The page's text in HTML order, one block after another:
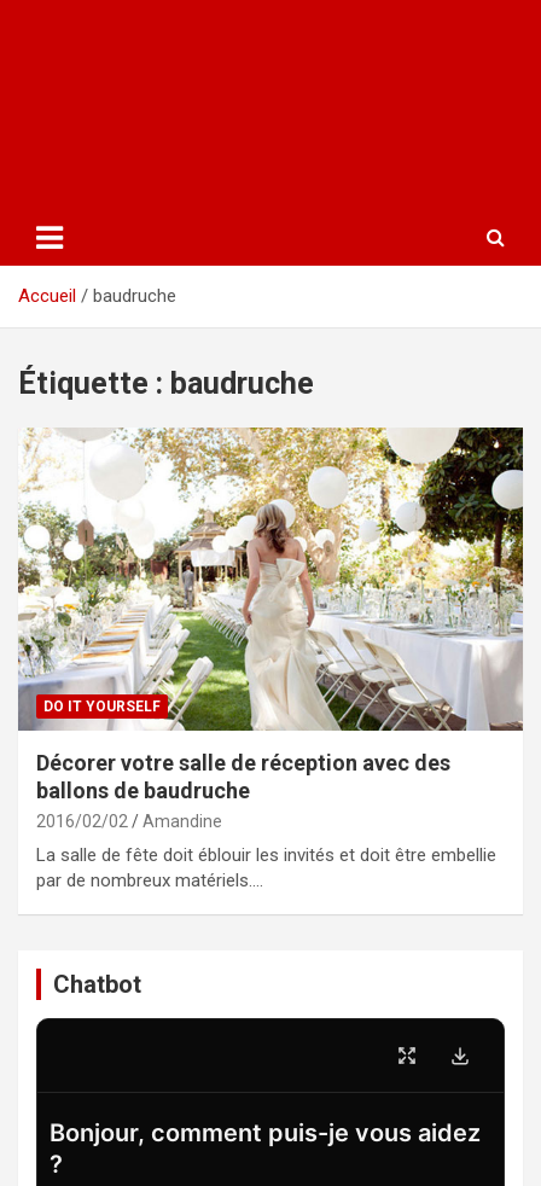
Accueil baudruche
Étiquette : baudruche
DO IT YOURSELF
Décorer votre salle de réception avec des
ballons de baudruche
2016/02/02 Amandine
La salle de fête doit éblouir les invités et doit être embellie
par de nombreux matériels.…
Chatbot
Bonjour, comment puis-je vous aidez
?